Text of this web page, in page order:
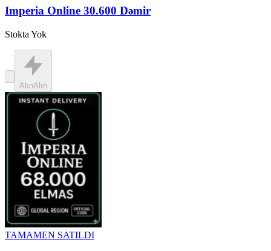
Imperia Online 30.600 Dəmir
Stokta Yok
AlınAlın
TAMAMEN SATILDI